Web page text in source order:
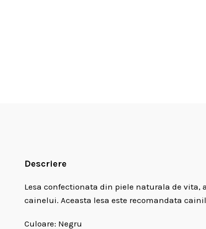
Descriere
Lesa confectionata din piele naturala de vita,
cainelui. Aceasta lesa este recomandata
Culoare: Negru